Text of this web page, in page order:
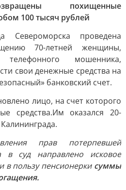
похищенные
100 тысяч рублей
Североморска проведена
70-летней женщины,
мошенника,
свои денежные средства на
банковский счет.
лицо, на счет которого
средства.Им оказался 20-
прав потерпевшей
в суд направлено исковое
в пользу пенсионерки суммы